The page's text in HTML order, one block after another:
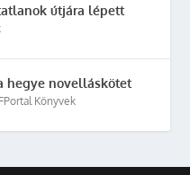
útjára lépett
hegye novelláskötet
Könyvek